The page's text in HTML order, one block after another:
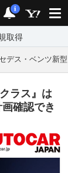
検索 通知
i
取得
デス・ベンツ新
ラス』は
確認でき